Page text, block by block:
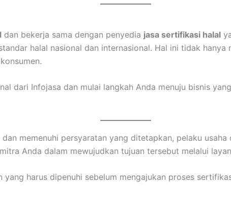
dan bekerja sama dengan penyedia jasa sertifikasi halal
halal nasional dan internasional. Hal ini tidak
dari Infojasa dan mulai langkah Anda menuju bisnis
memenuhi persyaratan yang ditetapkan, pelaku
Anda dalam mewujudkan tujuan tersebut melalui
harus dipenuhi sebelum mengajukan proses